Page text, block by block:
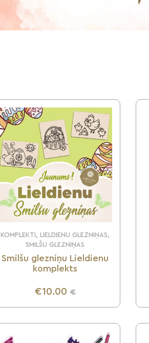
KOMPLEKTI, LIELDIENU GLEZNIŅAS,
SMILŠU GLEZNIŅAS
Smilšu glezniņu Lieldienu
komplekts
€10.00 €
UZZINI VAIRĀK